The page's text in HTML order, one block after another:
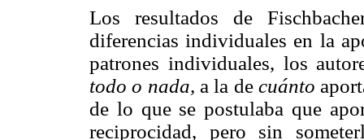
Los resultados de
diferencias individuales en la
patrones individuales, los
todo o nada, a la de cuánto
de lo que se postulaba que
reciprocidad, pero sin